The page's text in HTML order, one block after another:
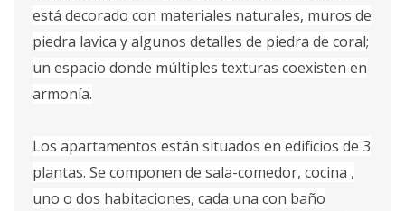
está decorado con materiales naturales, muros de
piedra lavica y algunos detalles de piedra de coral;
un espacio donde múltiples texturas coexisten en
armonía.
Los apartamentos están situados en edificios de 3
plantas. Se componen de sala-comedor, cocina ,
uno o dos habitaciones, cada una con baño